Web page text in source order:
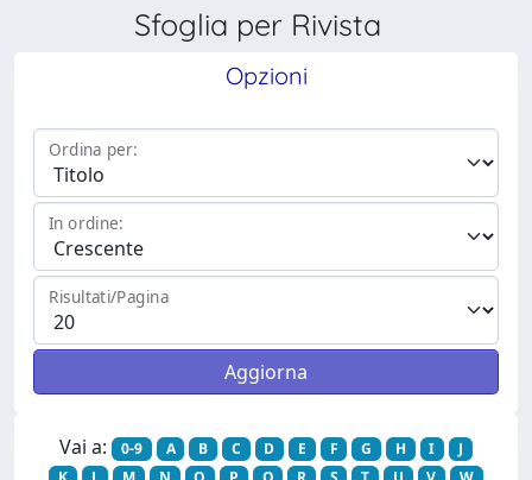
Sfoglia per Rivista
Opzioni
Ordina per:
In ordine:
Risultati/Pagina
Vai a: 0-9 A B C D E F G H I
J